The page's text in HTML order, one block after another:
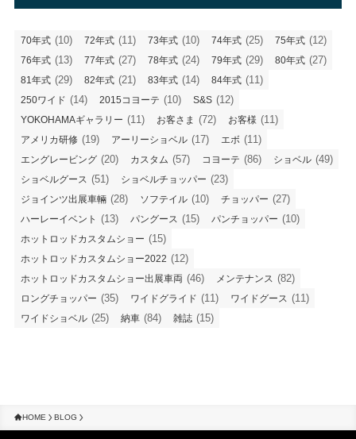
70年式 (10) 72年式 (11) 73年式 (10) 74年式 (25) 75年式 (12)
76年式 (13) 77年式 (27) 78年式 (24) 79年式 (29) 80年式 (27)
81年式 (29) 82年式 (21) 83年式 (14) 84年式 (11)
250ワイド (14) 2015コヨーテ (10) S&S (12)
YOKOHAMAギャラリー (11) お客さま (72) お客様 (11)
アメリカ研修 (19) アーリーショベル (17) エボ (11)
エングレービング (20) カスタム (57) コヨーテ (86) ショベル (49)
ショベルグース (51) ショベルチョッパー (23)
ジョインツ出展車輛 (28) ソフテイル (10) チョッパー (27)
ハーレーイベント (13) パングース (15) パンチョッパー (10)
ホットロッドカスタムショー (15)
ホットロッドカスタムショー2022 (12)
ホットロッドカスタムショー出展車両 (46) メンテナンス (82)
ロングチョッパー (35) ワイドグライド (11) ワイドグース (11)
ワイドショベル (25) 納車 (84) 雑誌 (15)
HOME BLOG